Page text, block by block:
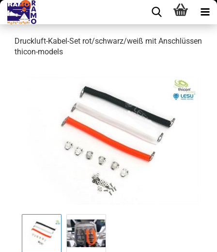
Druckluft-Kabel-Set rot/schwarz/weiß mit Anschlüssen
thicon-models